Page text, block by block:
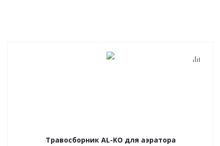
Травосборник AL-KO для аэратора